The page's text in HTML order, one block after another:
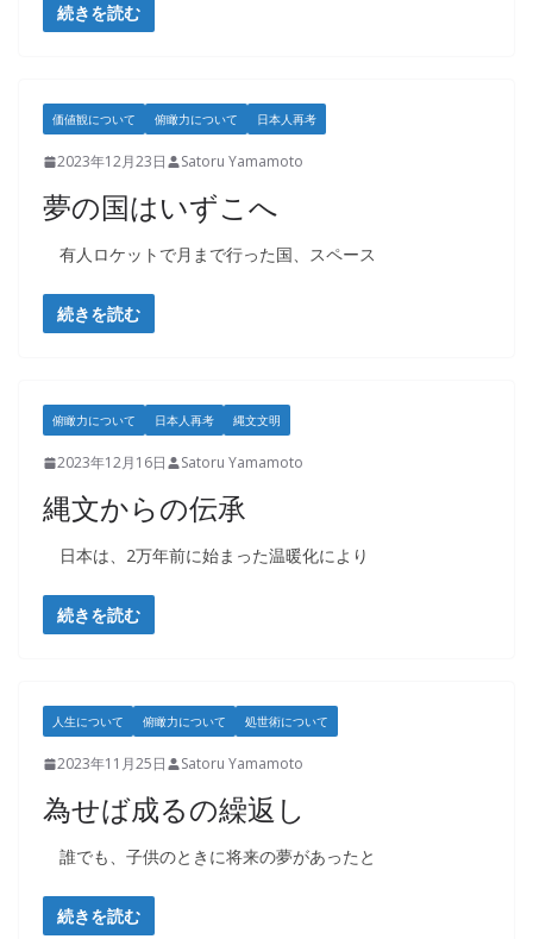
続きを読む
価値観について 俯瞰力について 日本人再考
2023年12月23日 Satoru Yamamoto
夢の国はいずこへ
有人ロケットで月まで行った国、スペース
続きを読む
俯瞰力について 日本人再考 縄文文明
2023年12月16日 Satoru Yamamoto
縄文からの伝承
日本は、2万年前に始まった温暖化により
続きを読む
人生について 俯瞰力について 処世術について
2023年11月25日 Satoru Yamamoto
為せば成るの繰返し
誰でも、子供のときに将来の夢があったと
続きを読む